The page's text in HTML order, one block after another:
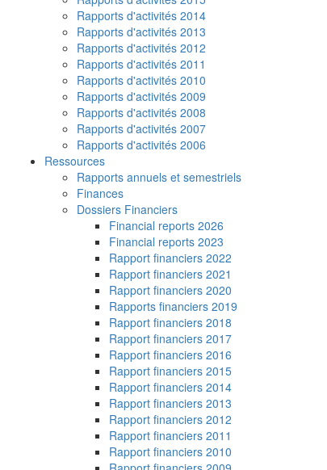
Rapports d'activités 2014
Rapports d'activités 2013
Rapports d'activités 2012
Rapports d'activités 2011
Rapports d'activités 2010
Rapports d'activités 2009
Rapports d'activités 2008
Rapports d'activités 2007
Rapports d'activités 2006
Ressources
Rapports annuels et semestriels
Finances
Dossiers Financiers
Financial reports 2026
Financial reports 2023
Rapport financiers 2022
Rapport financiers 2021
Rapport financiers 2020
Rapports financiers 2019
Rapport financiers 2018
Rapport financiers 2017
Rapport financiers 2016
Rapport financiers 2015
Rapport financiers 2014
Rapport financiers 2013
Rapport financiers 2012
Rapport financiers 2011
Rapport financiers 2010